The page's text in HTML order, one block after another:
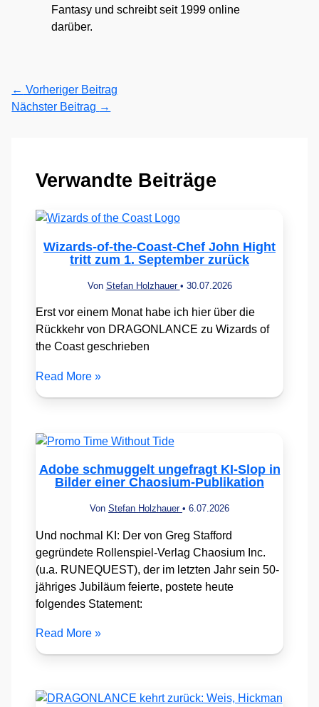
Fantasy und schreibt seit 1999 online
darüber.
← Vorheriger Beitrag
Nächster Beitrag →
Verwandte Beiträge
Wizards-of-the-Coast-Chef John Hight
tritt zum 1. September zurück
Von Stefan Holzhauer • 30.07.2026
Erst vor einem Monat habe ich hier über die
Rückkehr von DRAGONLANCE zu Wizards of
the Coast geschrieben
Read More »
Adobe schmuggelt ungefragt KI-Slop in
Bilder einer Chaosium-Publikation
Von Stefan Holzhauer • 6.07.2026
Und nochmal KI: Der von Greg Stafford
gegründete Rollenspiel-Verlag Chaosium Inc.
(u.a. RUNEQUEST), der im letzten Jahr sein 50-
jähriges Jubiläum feierte, postete heute
folgendes Statement:
Read More »